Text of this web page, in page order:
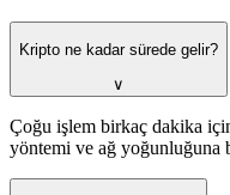
Kripto ne kadar sürede gelir?
∨
Çoğu işlem birkaç dakika
yöntemi ve ağ yoğunluğuna